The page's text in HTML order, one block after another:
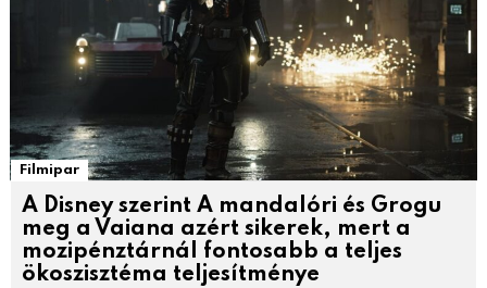
Filmipar
A Disney szerint A mandalóri és Grogu
meg a Vaiana azért sikerek, mert a
mozipénztárnál fontosabb a teljes
ökoszisztéma teljesítménye